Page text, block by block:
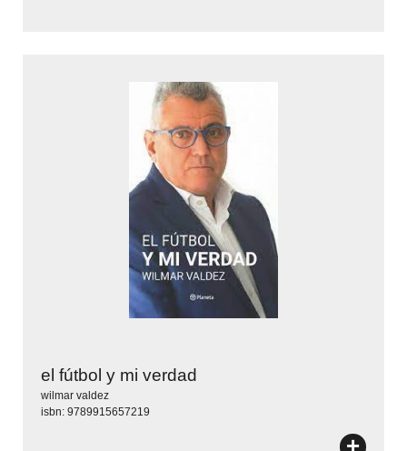
el fútbol y mi verdad
wilmar valdez
isbn: 9789915657219
+